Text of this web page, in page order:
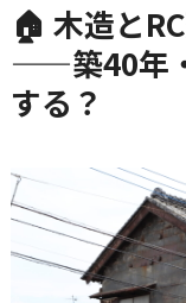
🏠 木造と
——築40年
する？